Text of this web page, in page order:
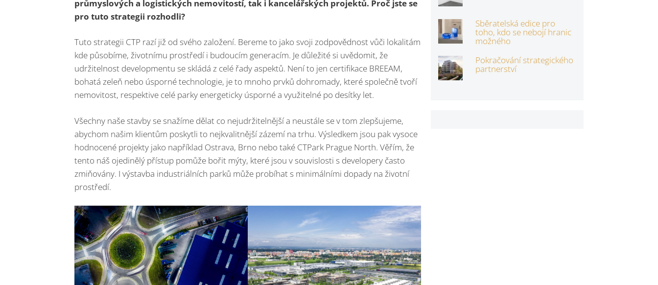
průmyslových a logistických nemovitostí, tak i kancelářských projektů. Proč jste se
pro tuto strategii rozhodli?
Tuto strategii CTP razí již od svého založení. Bereme to jako svoji zodpovědnost vůči lokalitám
kde působíme, životnímu prostředí i budoucím generacím. Je důležité si uvědomit, že
udržitelnost developmentu se skládá z celé řady aspektů. Není to jen certifikace BREEAM,
bohatá zeleň nebo úsporné technologie, je to mnoho prvků dohromady, které společně tvoří
nemovitost, respektive celé parky energeticky úsporné a využitelné po desítky let.
Všechny naše stavby se snažíme dělat co nejudržitelnější a neustále se v tom zlepšujeme,
abychom našim klientům poskytli to nejkvalitnější zázemí na trhu. Výsledkem jsou pak vysoce
hodnocené projekty jako například Ostrava, Brno nebo také CTPark Prague North. Věřím, že
tento náš ojedinělý přístup pomůže bořit mýty, které jsou v souvislosti s developery často
zmiňovány. I výstavba industriálních parků může probíhat s minimálními dopady na životní
prostředí.
Sběratelská edice pro
toho, kdo se nebojí hranic
možného
Pokračování strategického
partnerství